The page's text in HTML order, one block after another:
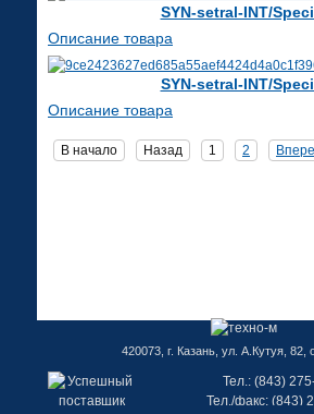
SYN-setral-INT/
Описание товара
SYN-setral-INT/
Описание товара
В начало Назад 1 2
420073, г. Казань, ул. А.Кутуя, 82,
Тел.: (843)
Тел./факс: (843)